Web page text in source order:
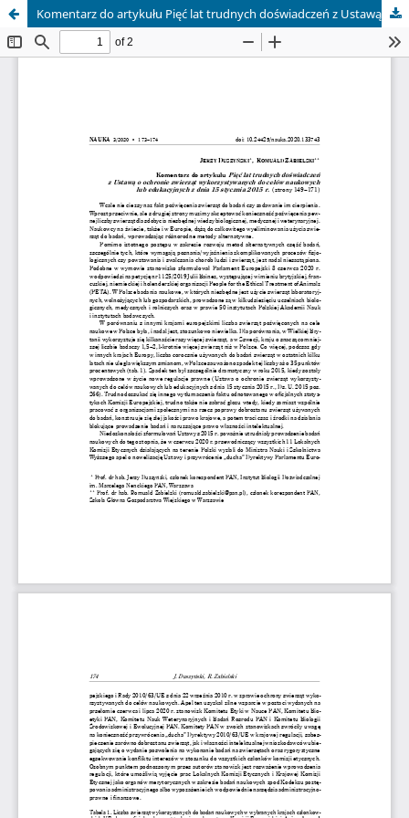
Komentarz do artykułu Pięć lat trudnych doświadczeń z Ustawą o ochronie zwierząt wykorzystywanych do celów naukowych lub edukacyjnych z dnia 15 stycznia 2015 r. (strony 149–171)